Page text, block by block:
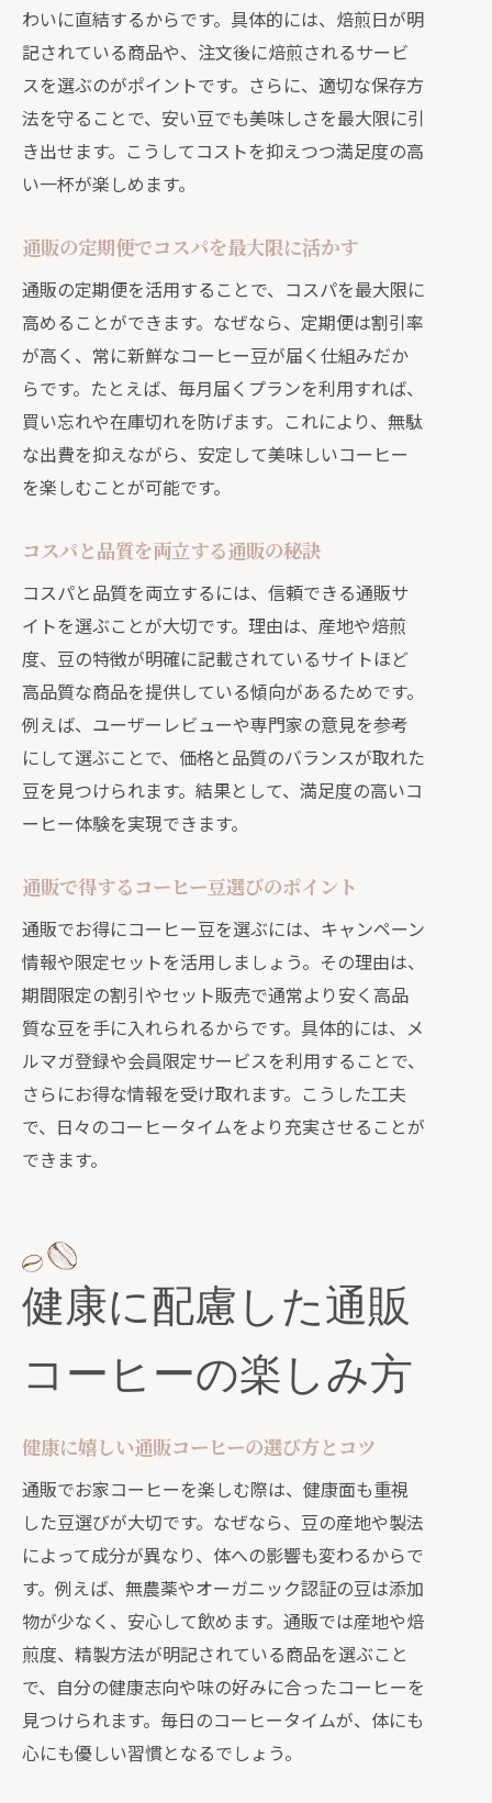
わいに直結するからです。具体的には、焙煎日が明
記されている商品や、注文後に焙煎されるサービ
スを選ぶのがポイントです。さらに、適切な保存方
法を守ることで、安い豆でも美味しさを最大限に引
き出せます。こうしてコストを抑えつつ満足度の高
い一杯が楽しめます。
通販の定期便でコスパを最大限に活かす
通販の定期便を活用することで、コスパを最大限に
高めることができます。なぜなら、定期便は割引率
が高く、常に新鮮なコーヒー豆が届く仕組みだか
らです。たとえば、毎月届くプランを利用すれば、
買い忘れや在庫切れを防げます。これにより、無駄
な出費を抑えながら、安定して美味しいコーヒー
を楽しむことが可能です。
コスパと品質を両立する通販の秘訣
コスパと品質を両立するには、信頼できる通販サ
イトを選ぶことが大切です。理由は、産地や焙煎
度、豆の特徴が明確に記載されているサイトほど
高品質な商品を提供している傾向があるためです。
例えば、ユーザーレビューや専門家の意見を参考
にして選ぶことで、価格と品質のバランスが取れた
豆を見つけられます。結果として、満足度の高いコ
ーヒー体験を実現できます。
通販で得するコーヒー豆選びのポイント
通販でお得にコーヒー豆を選ぶには、キャンペーン
情報や限定セットを活用しましょう。その理由は、
期間限定の割引やセット販売で通常より安く高品
質な豆を手に入れられるからです。具体的には、メ
ルマガ登録や会員限定サービスを利用することで、
さらにお得な情報を受け取れます。こうした工夫
で、日々のコーヒータイムをより充実させることが
できます。
健康に配慮した通販
コーヒーの楽しみ方
健康に嬉しい通販コーヒーの選び方とコツ
通販でお家コーヒーを楽しむ際は、健康面も重視
した豆選びが大切です。なぜなら、豆の産地や製法
によって成分が異なり、体への影響も変わるからで
す。例えば、無農薬やオーガニック認証の豆は添加
物が少なく、安心して飲めます。通販では産地や焙
煎度、精製方法が明記されている商品を選ぶこと
で、自分の健康志向や味の好みに合ったコーヒーを
見つけられます。毎日のコーヒータイムが、体にも
心にも優しい習慣となるでしょう。